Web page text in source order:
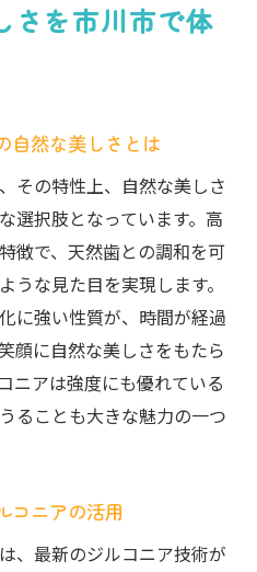
アデザインの傾向
の強度とは何か
ルコニアの秘密
アセラミックスの検証
支持される理由
かるジルコニアの強さ
心感を生む要因
ニアセラミックスの利用
のジルコニアの利用
アの用途の広がり
リットと注意点
さを市川市で体
自然な美しさとは
その特性上、自然な美しさ
選択肢となっています。高
徴で、天然歯との調和を可
うな見た目を実現します。
に強い性質が、時間が経過
顔に自然な美しさをもたら
ニアは強度にも優れている
ることも大きな魅力の一つ
コニアの活用
、最新のジルコニア技術が